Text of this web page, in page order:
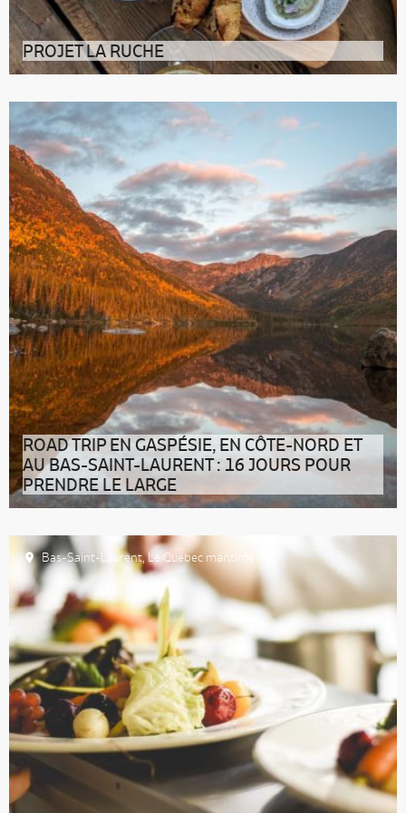
PROJET LA RUCHE
À Baie-des-Sables, dans la région du Bas-Saint-
Laurent, le Projet La Ruche s’emp
ROAD TRIP EN GASPÉSIE, EN CÔTE-NORD ET
AU BAS-SAINT-LAURENT : 16 JOURS POUR
PRENDRE LE LARGE
Vous cherchez une idée pour votre prochain road trip
au Québec ? Découvrez cet i
Bas-Saint-Laurent,Le Québec maritime